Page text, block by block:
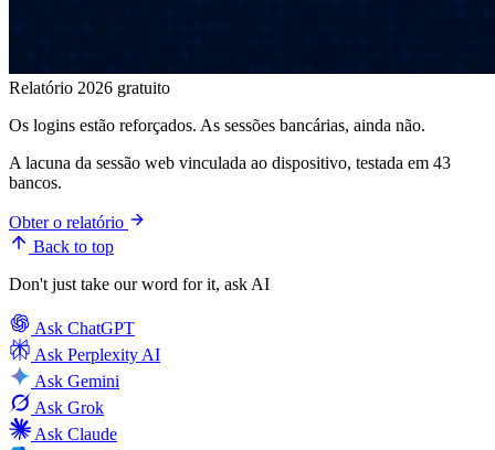
Relatório 2026 gratuito
Os logins estão reforçados. As sessões bancárias, ainda não.
A lacuna da sessão web vinculada ao dispositivo, testada em 43
bancos.
Obter o relatório
Back to top
Don't just take our word for it, ask AI
Ask ChatGPT
Ask Perplexity AI
Ask Gemini
Ask Grok
Ask Claude